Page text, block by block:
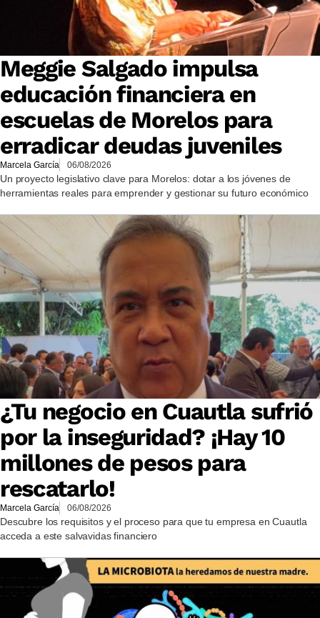
Meggie Salgado impulsa
educación financiera en
escuelas de Morelos para
erradicar deudas juveniles
Marcela García 06/08/2026
Un proyecto legislativo clave para Morelos: dotar a los jóvenes de
herramientas reales para emprender y gestionar su futuro económico
¿Tu negocio en Cuautla sufrió
por la inseguridad? ¡Hay 10
millones de pesos para
rescatarlo!
Marcela García 06/08/2026
Descubre los requisitos y el proceso para que tu empresa en Cuautla
acceda a este salvavidas financiero